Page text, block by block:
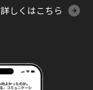
詳しくはこちら